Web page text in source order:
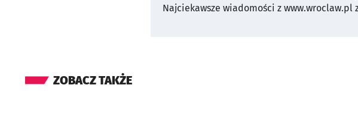
Najciekawsze wiadomości z www.wroclaw.pl
ZOBACZ TAKŻE